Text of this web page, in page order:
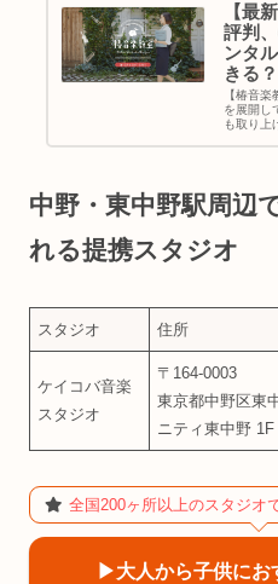
【最
評判
ンタ
きる？
【椿音
を展開し
も取り上
中野・東中野駅周辺
れる提携スタジオ
スタジオ 住所
ケイコバ音楽
スタジオ
〒164-0003
東京都中野区東
ニティ東中野 1F
全国200ヶ所以上のスタジオ
▶︎大人から子供にお